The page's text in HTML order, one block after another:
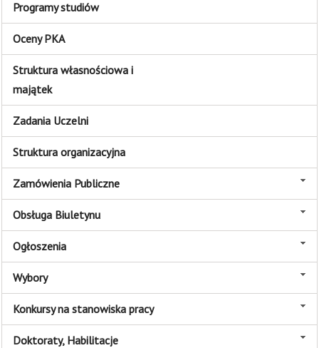
Programy studiów
Oceny PKA
Struktura własnościowa i
majątek
Zadania Uczelni
Struktura organizacyjna
Zamówienia Publiczne
Obsługa Biuletynu
Ogłoszenia
Wybory
Konkursy na stanowiska pracy
Doktoraty, Habilitacje